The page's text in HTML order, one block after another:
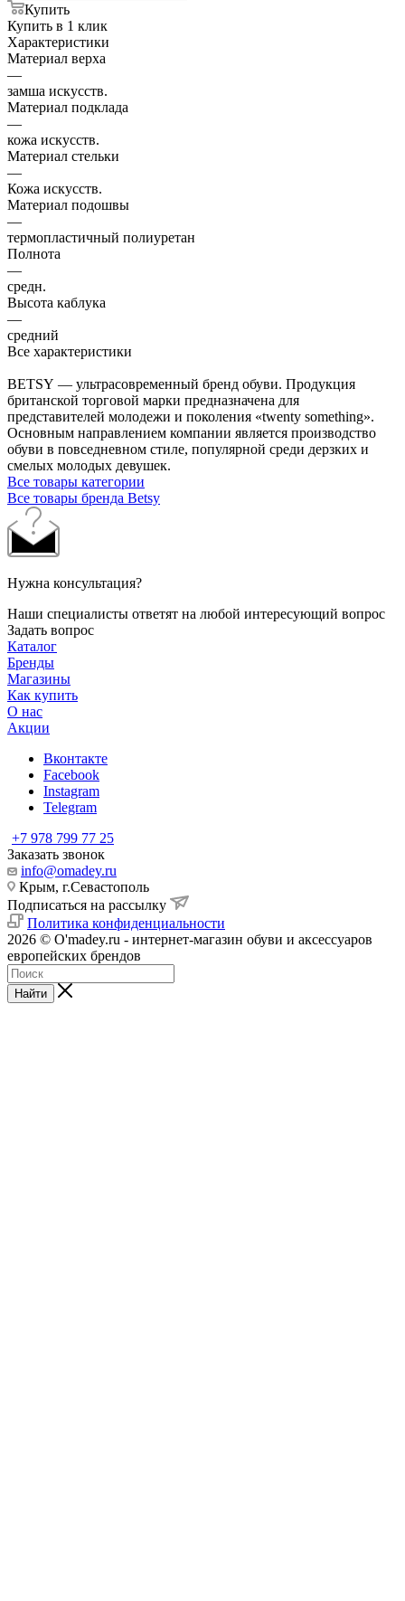
Купить
Купить в 1 клик
Характеристики
Материал верха
—
замша искусств.
Материал подклада
—
кожа искусств.
Материал стельки
—
Кожа искусств.
Материал подошвы
—
термопластичный полиуретан
Полнота
—
средн.
Высота каблука
—
средний
Все характеристики
BETSY — ультрасовременный бренд обуви. Продукция
британской торговой марки предназначена для
представителей молодежи и поколения «twenty something».
Основным направлением компании является производство
обуви в повседневном стиле, популярной среди дерзких и
смелых молодых девушек.
Все товары категории
Все товары бренда Betsy
Нужна консультация?
Наши специалисты ответят на любой интересующий вопрос
Задать вопрос
Каталог
Бренды
Магазины
Как купить
О нас
Акции
Вконтакте
Facebook
Instagram
Telegram
+7 978 799 77 25
Заказать звонок
info@omadey.ru
Крым, г.Севастополь
Подписаться на рассылку
Политика конфиденциальности
2026 © O'madey.ru - интернет-магазин обуви и аксессуаров
европейских брендов
Найти